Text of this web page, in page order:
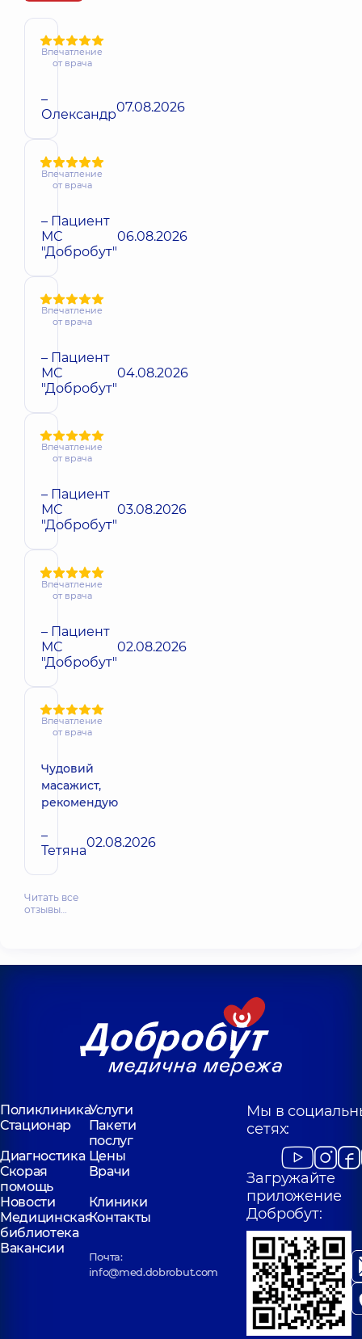
Впечатление
от врача
–
Олександр07.08.2026
Впечатление
от врача
– Пациент
МС
"Добробут"
06.08.2026
Впечатление
от врача
– Пациент
МС
"Добробут"
04.08.2026
Впечатление
от врача
– Пациент
МС
"Добробут"
03.08.2026
Впечатление
от врача
– Пациент
МС
"Добробут"
02.08.2026
Впечатление
от врача
Чудовий
масажист,
рекомендую
–
Тетяна02.08.2026
Читать все
отзывы…
ПоликлиникаУслуги
Стационар
Пакети
послуг
Диагностика Цены
Скорая
помощь
Врачи
Новости
Клиники
Медицинская
библиотека
Контакты
Вакансии
Почта:
info@med.dobrobut.com
Мы в
сетях:
Загружайте
приложение
Добробут: